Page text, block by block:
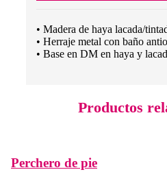
• Madera de haya lacada/
• Herraje metal con baño
• Base en DM en haya y
Productos
Perchero de pie